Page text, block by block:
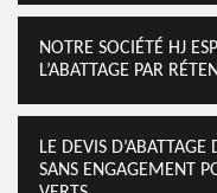
NOTRE SOCIÉTÉ HJ
L’ABATTAGE PAR
LE DEVIS
SANS ENGAGEMENT